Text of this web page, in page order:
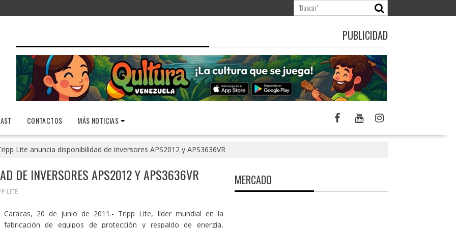
PUBLICIDAD
CONTACTOS MÁS NOTICIAS
Lite anuncia disponibilidad de inversores APS2012 y APS3636VR
DE INVERSORES APS2012 Y APS3636VR
LITE
Caracas, 20 de junio de 2011.- Tripp Lite, líder mundial en la
fabricación de equipos de protección y respaldo de energía,
MERCADO